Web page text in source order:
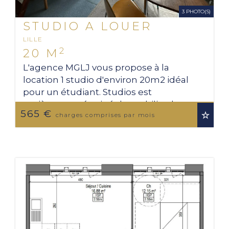
3 PHOTO(S)
STUDIO A LOUER
LILLE
20 M 2
565 € charges comprises par mois
L'agence MGLJ vous propose à la
location 1 studio d'environ 20m2 idéal
pour un étudiant. Studios est
entièrement équipé de mobilier, les
charges inclus (eau, électricité et
chauffage). A 3min ...